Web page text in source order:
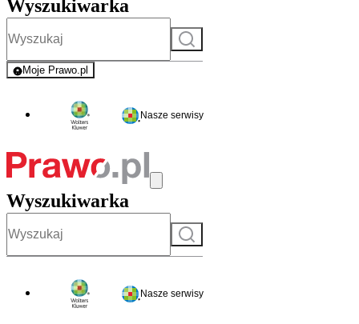
Wyszukiwarka
Szukaj
Moje Prawo.pl
- rejestracja i logowanie do serwisu
Nasze serwisy
Wyszukiwarka
Szukaj
Nasze serwisy